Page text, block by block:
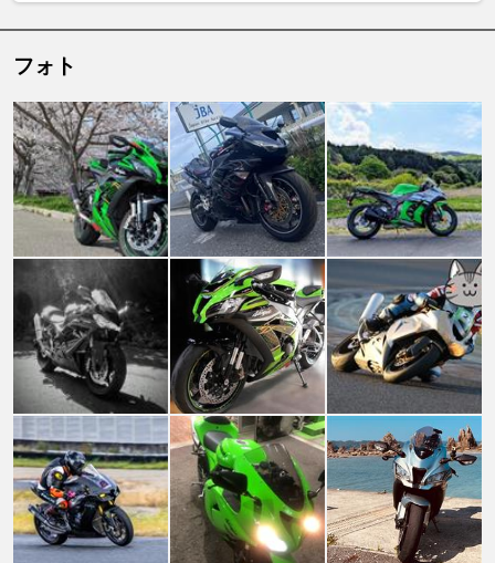
フォト